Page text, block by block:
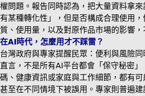
權問題。報告同時認為，把大量資料拿
有某種轉化性」，但是否構成合理使用
質、使用量，以及對原作品市場的影響，
在AI時代，怎麼用才不踩雷？
台灣政府與專家提醒民眾：便利與風險
直言，不是所有AI平台都會「保守秘密
碼、健康資訊或家庭與工作細節，都有可
甚至在不同情境下被誤用。專家則普遍